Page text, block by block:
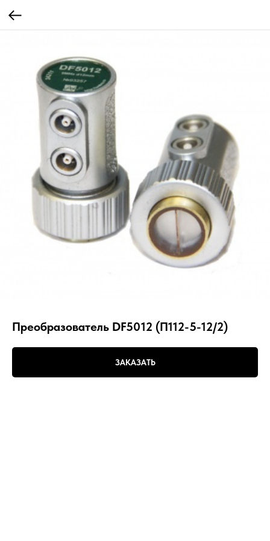
Преобразователь DF5012 (П112-5-12/2)
ЗАКАЗАТЬ